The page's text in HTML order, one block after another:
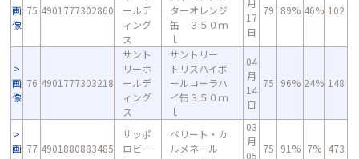
画
像
75 4901777302860
ールデ
ィング
ス
ターオレンジ
缶 ３５０ｍ
ｌ
月
17
日
79 89% 46% 102
画
像
76 4901777303218
サント
リーホ
ールデ
ィング
ス
サントリー
トリスハイボ
ールコーラハ
イ缶３５０ｍ
ｌ
04
月
14
日
75 96% 24% 148
画 77 4901880883485
サッポ
ロビー
ペリート・カ
ルメネール
03
月
05
75 91% 7% 473